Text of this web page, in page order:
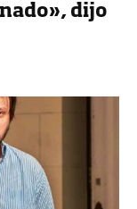
dijo